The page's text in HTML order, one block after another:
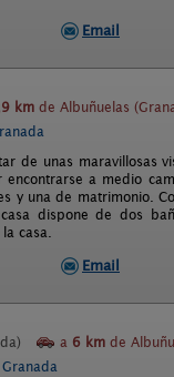
Email
km de Albuñuelas
de unas maravillosas
a medio
y una de matrimonio.
dispone de dos
casa.
Email
a 6 km de